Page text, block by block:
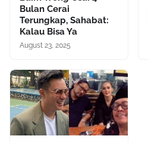
Bulan Cerai
Terungkap, Sahabat:
Kalau Bisa Ya
August 23, 2025